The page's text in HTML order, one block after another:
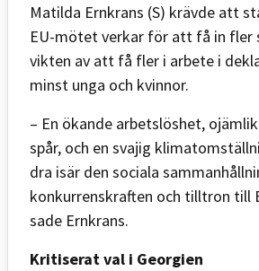
Matilda Ernkrans (S) krävde att
EU-mötet verkar för att få in fler
vikten av att få fler i arbete i
minst unga och kvinnor.
– En ökande arbetslöshet,
spår, och en svajig
dra isär den sociala
konkurrenskraften och tilltron till
sade Ernkrans.
Kritiserat val i Georgien